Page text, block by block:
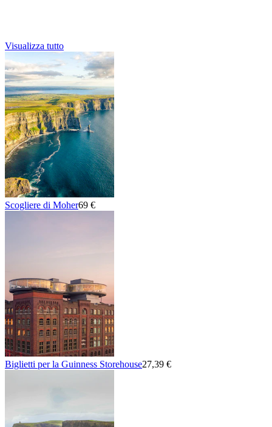
Visualizza tutto
Scogliere di Moher69 €
Biglietti per la Guinness Storehouse27,39 €